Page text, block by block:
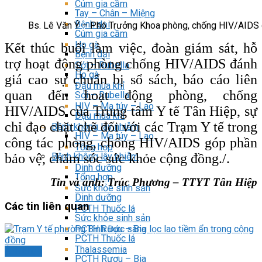
Cúm gia cầm
Bệnh dại
Ho gà
Sởi – Rubella
Đậu mùa khỉ
HIV – Ma túy – Lao
Bệnh không lây nhiễm
Tổng hợp
Dinh dưỡng
Sức khỏe sinh sản
PCTH Thuốc lá
PCTH Rượu – Bia
Thalassemia
Tay – Chân – Miệng
Cúm gia cầm
Bệnh dại
Ho gà
Sởi – Rubella
Đậu mùa khỉ
HIV – Ma túy – Lao
Bệnh không lây nhiễm
Tổng hợp
Dinh dưỡng
Sức khỏe sinh sản
PCTH Thuốc lá
PCTH Rượu – Bia
Bs. Lê Văn Ý – Phó Trưởng Khoa phòng, chống HIV/
Kết thúc buổi làm việc, đoàn giám sát, hỗ
trợ hoạt động phòng chống HIV/AIDS đánh
giá cao sự chuẩn bị sổ sách, báo cáo liên
quan đến hoạt động phòng, chống
HIV/AIDS của Trung tâm Y tế Tân Hiệp, sự
chỉ đạo chặt chẽ đối với các Trạm Y tế trong
công tác phòng, chống HIV/AIDS góp phần
bảo vệ, chăm sóc sức khỏe cộng đồng./.
Tin và ảnh: Trúc Phương – TTYT Tân Hiệp
Các tin liên quan